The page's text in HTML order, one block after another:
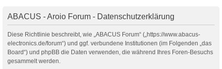
ABACUS - Aroio Forum - Datenschutzerklärung
Diese Richtlinie beschreibt, wie „ABACUS Forum“ („https://www.abacus-
electronics.de/forum“) und ggf. verbundene Institutionen (im Folgenden „das
Board“) und phpBB die Daten verwenden, die während Ihres Foren-Besuchs
gesammelt werden.